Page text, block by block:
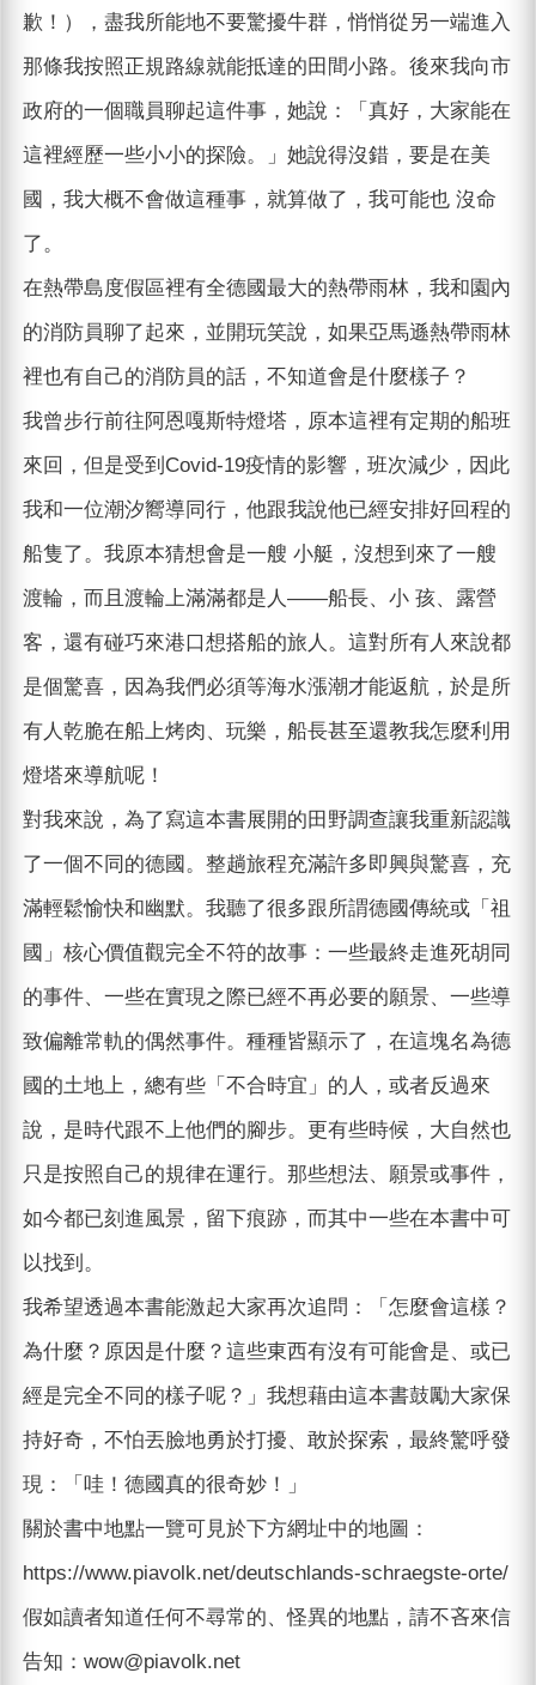
歉！），盡我所能地不要驚擾牛群，悄悄從另一端進入
那條我按照正規路線就能抵達的田間小路。後來我向市
政府的一個職員聊起這件事，她說：「真好，大家能在
這裡經歷一些小小的探險。」她說得沒錯，要是在美
國，我大概不會做這種事，就算做了，我可能也 沒命
了。
在熱帶島度假區裡有全德國最大的熱帶雨林，我和園內
的消防員聊了起來，並開玩笑說，如果亞馬遜熱帶雨林
裡也有自己的消防員的話，不知道會是什麼樣子？
我曾步行前往阿恩嘎斯特燈塔，原本這裡有定期的船班
來回，但是受到Covid-19疫情的影響，班次減少，因此
我和一位潮汐嚮導同行，他跟我說他已經安排好回程的
船隻了。我原本猜想會是一艘 小艇，沒想到來了一艘
渡輪，而且渡輪上滿滿都是人——船長、小 孩、露營
客，還有碰巧來港口想搭船的旅人。這對所有人來說都
是個驚喜，因為我們必須等海水漲潮才能返航，於是所
有人乾脆在船上烤肉、玩樂，船長甚至還教我怎麼利用
燈塔來導航呢！
對我來說，為了寫這本書展開的田野調查讓我重新認識
了一個不同的德國。整趟旅程充滿許多即興與驚喜，充
滿輕鬆愉快和幽默。我聽了很多跟所謂德國傳統或「祖
國」核心價值觀完全不符的故事：一些最終走進死胡同
的事件、一些在實現之際已經不再必要的願景、一些導
致偏離常軌的偶然事件。種種皆顯示了，在這塊名為德
國的土地上，總有些「不合時宜」的人，或者反過來
說，是時代跟不上他們的腳步。更有些時候，大自然也
只是按照自己的規律在運行。那些想法、願景或事件，
如今都已刻進風景，留下痕跡，而其中一些在本書中可
以找到。
我希望透過本書能激起大家再次追問：「怎麼會這樣？
為什麼？原因是什麼？這些東西有沒有可能會是、或已
經是完全不同的樣子呢？」我想藉由這本書鼓勵大家保
持好奇，不怕丟臉地勇於打擾、敢於探索，最終驚呼發
現：「哇！德國真的很奇妙！」
關於書中地點一覽可見於下方網址中的地圖：
https://www.piavolk.net/deutschlands-schraegste-orte/
假如讀者知道任何不尋常的、怪異的地點，請不吝來信
告知：wow@piavolk.net